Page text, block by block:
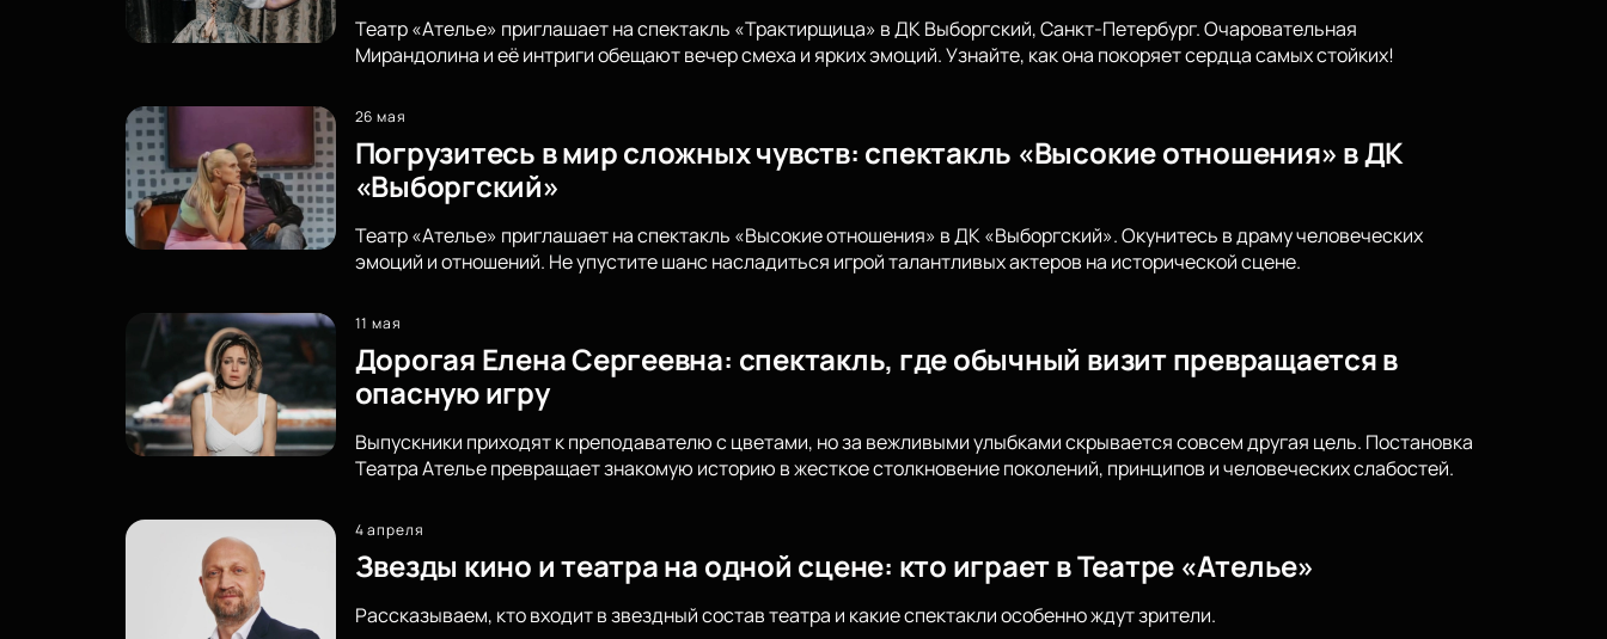
Театр «Ателье» приглашает на спектакль «Трактирщица» в ДК Выборгский, Санкт-Петербург. Очаровательная
Мирандолина и её интриги обещают вечер смеха и ярких эмоций. Узнайте, как она покоряет сердца самых стойких!
26 мая
Погрузитесь в мир сложных чувств: спектакль «Высокие отношения» в ДК
«Выборгский»
Театр «Ателье» приглашает на спектакль «Высокие отношения» в ДК «Выборгский». Окунитесь в драму человеческих
эмоций и отношений. Не упустите шанс насладиться игрой талантливых актеров на исторической сцене.
11 мая
Дорогая Елена Сергеевна: спектакль, где обычный визит превращается в
опасную игру
Выпускники приходят к преподавателю с цветами, но за вежливыми улыбками скрывается совсем другая цель. Постановка
Театра Ателье превращает знакомую историю в жесткое столкновение поколений, принципов и человеческих слабостей.
4 апреля
Звезды кино и театра на одной сцене: кто играет в Театре «Ателье»
Рассказываем, кто входит в звездный состав театра и какие спектакли особенно ждут зрители.